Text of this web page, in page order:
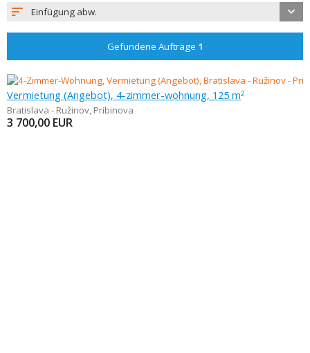
Einfügung abw.
Gefundene Aufträge 1
Vermietung (Angebot), 4-zimmer-wohnung, 125 m2
Bratislava - Ružinov, Pribinova
3 700,00 EUR